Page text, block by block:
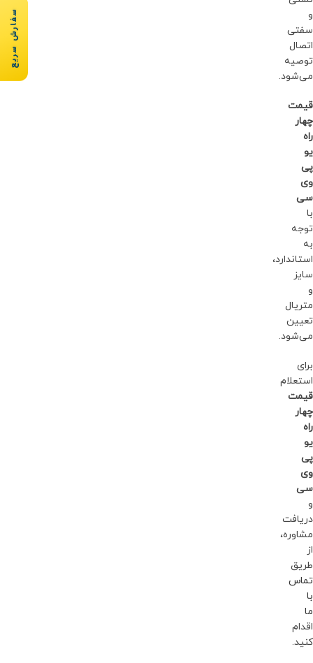
و
سفتی
اتصال
توصیه
می‌شود.
قیمت
چهار
راه
یو
پی
وی
سی
با
توجه
به
استاندارد،
سایز
و
متریال
تعیین
می‌شود.
برای
استعلام
قیمت
چهار
راه
یو
پی
وی
سی
و
دریافت
مشاوره،
از
طریق
تماس
با
ما
اقدام
کنید.
سفارش سریع